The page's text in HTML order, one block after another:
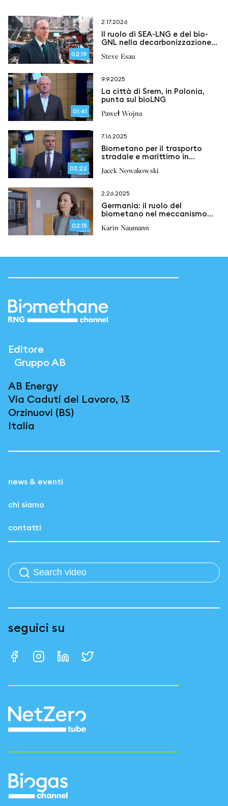
02:19
2.17.2026
Il ruolo di SEA-LNG e del bio-
GNL nella decarbonizzazione
Steve Esau
01:41
9.9.2025
La città di Śrem, in Polonia,
punta sul bioLNG
Paweł Wojna
03:22
7.16.2025
Biometano per il trasporto
stradale e marittimo in
LNG & bioLNG Platform
Jacek Nowakowski
02:15
2.26.2025
Germania: il ruolo del
biometano nel meccanismo
Karin Naumann
Editore
Gruppo AB
AB Energy
Via Caduti del Lavoro, 13
Orzinuovi (BS)
Italia
news & eventi
chi siamo
contatti
seguici su